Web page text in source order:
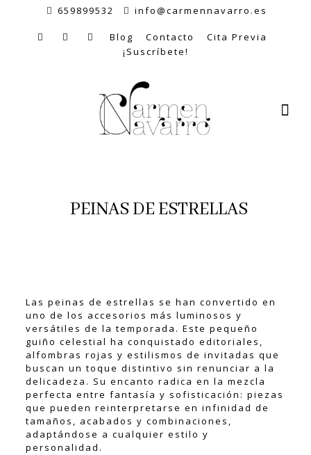
659899532 info@carmennavarro.es
Blog Contacto
Cita Previa
¡Suscríbete!
PEINAS DE ESTRELLAS
Las peinas de estrellas se han convertido en
uno de los accesorios más luminosos y
versátiles de la temporada. Este pequeño
guiño celestial ha conquistado editoriales,
alfombras rojas y estilismos de invitadas que
buscan un toque distintivo sin renunciar a la
delicadeza. Su encanto radica en la mezcla
perfecta entre fantasía y sofisticación: piezas
que pueden reinterpretarse en infinidad de
tamaños, acabados y combinaciones,
adaptándose a cualquier estilo y
personalidad.